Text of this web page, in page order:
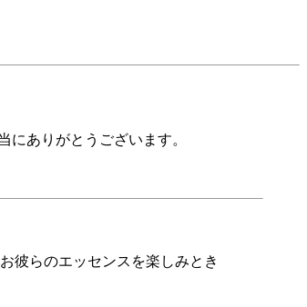
ありがとうございます。
彼らのエッセンスを楽しみとき